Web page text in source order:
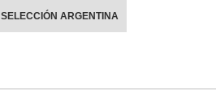
SELECCIÓN ARGENTINA